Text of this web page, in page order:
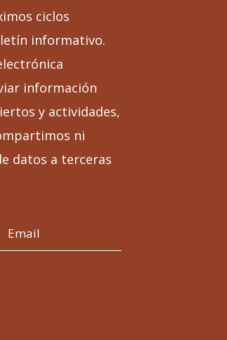
ciclos
informativo.
información
y actividades,
ni
datos a terceras